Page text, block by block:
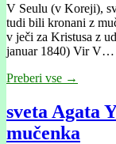
V Seulu (v Koreji),
tudi bili kronani z
v ječi za Kristusa z
januar 1840) Vir V…
Preberi vse →
sveta Agata
mučenka